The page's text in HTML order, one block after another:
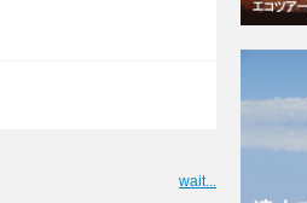
wait...